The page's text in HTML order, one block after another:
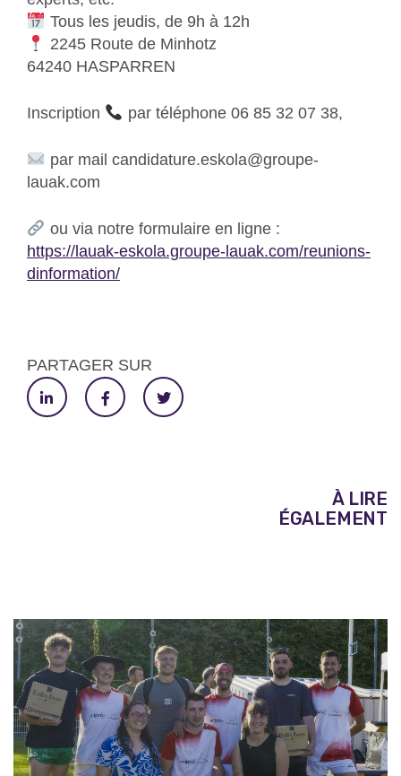
Tous les jeudis, de 9h à 12h
2245 Route de Minhotz
64240 HASPARREN
Inscription par téléphone 06 85 32 07 38,
par mail candidature.eskola@groupe-
lauak.com
ou via notre formulaire en ligne :
https://lauak-eskola.groupe-lauak.com/reunions-
dinformation/
PARTAGER SUR
À LIRE
ÉGALEMENT